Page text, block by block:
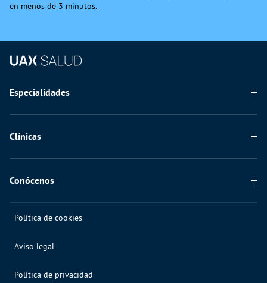
en menos de 3 minutos.
Especialidades
Clínicas
Conócenos
Compromiso de calidad
Compromiso con la Seguridad
Política de cookies
Aviso legal
Política de privacidad